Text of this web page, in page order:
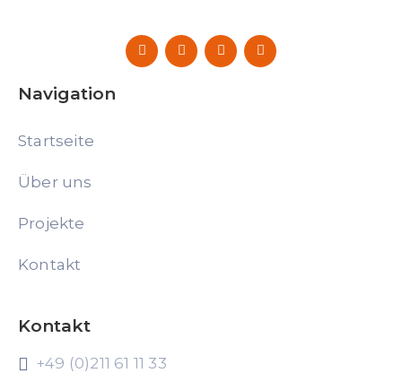
Navigation
Startseite
Über uns
Projekte
Kontakt
Kontakt
+49 (0)211 61 11 33